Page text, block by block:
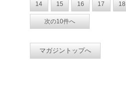
14 15 16 17 18
次の10件へ
マガジントップへ